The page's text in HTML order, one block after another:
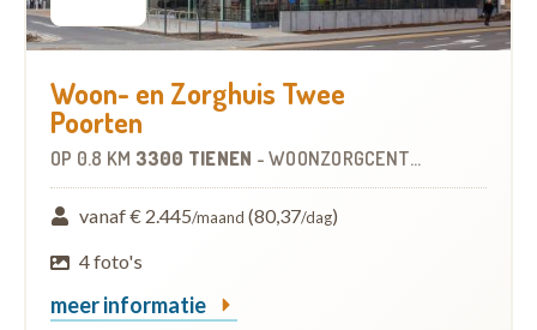
Woon- en Zorghuis Twee
Poorten
OP 0.8 KM 3300 TIENEN - WOONZORGCENTRUM (WZC)
vanaf € 2.445/maand (80,37/dag)
4 foto's
meer informatie